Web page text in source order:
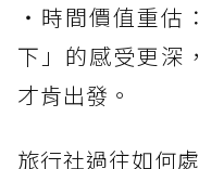
・時間價值重估
下」的感受更深
才肯出發。
旅行社過往如何